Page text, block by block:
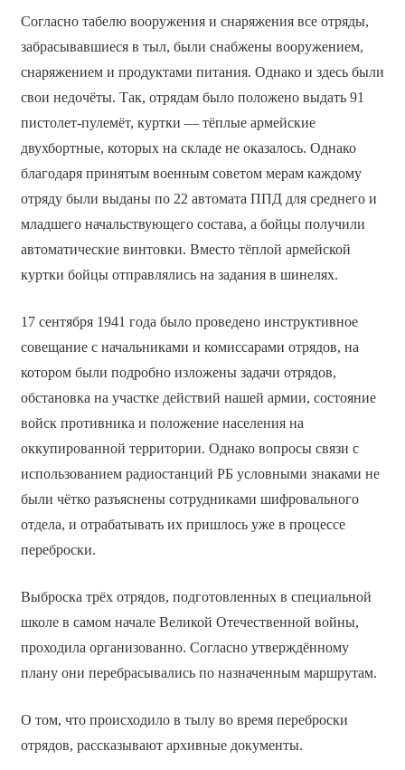
Согласно табелю вооружения и снаряжения все отряды,
забрасывавшиеся в тыл, были снабжены вооружением,
снаряжением и продуктами питания. Однако и здесь были
свои недочёты. Так, отрядам было положено выдать 91
пистолет-пулемёт, куртки — тёплые армейские
двухбортные, которых на складе не оказалось. Однако
благодаря принятым военным советом мерам каждому
отряду были выданы по 22 автомата ППД для среднего и
младшего начальствующего состава, а бойцы получили
автоматические винтовки. Вместо тёплой армейской
куртки бойцы отправлялись на задания в шинелях.
17 сентября 1941 года было проведено инструктивное
совещание с начальниками и комиссарами отрядов, на
котором были подробно изложены задачи отрядов,
обстановка на участке действий нашей армии, состояние
войск противника и положение населения на
оккупированной территории. Однако вопросы связи с
использованием радиостанций РБ условными знаками не
были чётко разъяснены сотрудниками шифровального
отдела, и отрабатывать их пришлось уже в процессе
переброски.
Выброска трёх отрядов, подготовленных в специальной
школе в самом начале Великой Отечественной войны,
проходила организованно. Согласно утверждённому
плану они перебрасывались по назначенным маршрутам.
О том, что происходило в тылу во время переброски
отрядов, рассказывают архивные документы.